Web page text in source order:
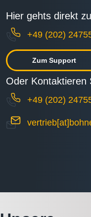
Hier gehts direkt
+49 (202)
Zum Support
Oder Kontaktieren
+49 (202)